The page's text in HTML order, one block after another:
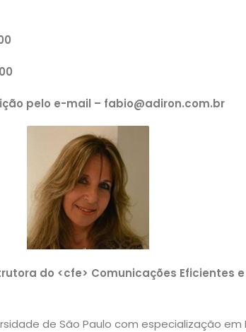
pelo e-mail – fabio@adiron.com.br
do <cfe> Comunicações Eficientes e
de São Paulo com especialização em